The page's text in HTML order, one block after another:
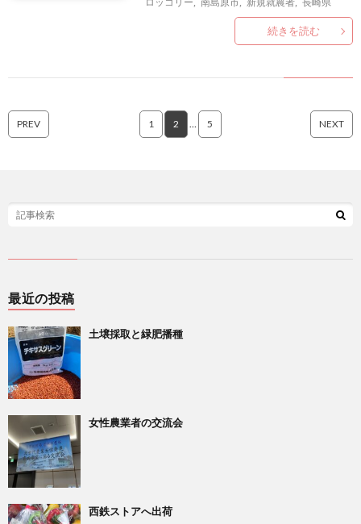
続きを読む
PREV 1 2 … 5 NEXT
最近の投稿
土壌採取と緑肥播種
女性農業者の交流会
西鉄ストアへ出荷